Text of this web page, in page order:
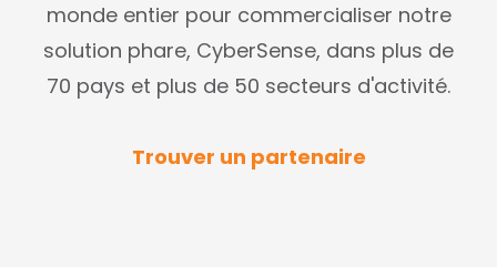
monde entier pour commercialiser notre
solution phare, CyberSense, dans plus de
70 pays et plus de 50 secteurs d'activité.
Trouver un partenaire